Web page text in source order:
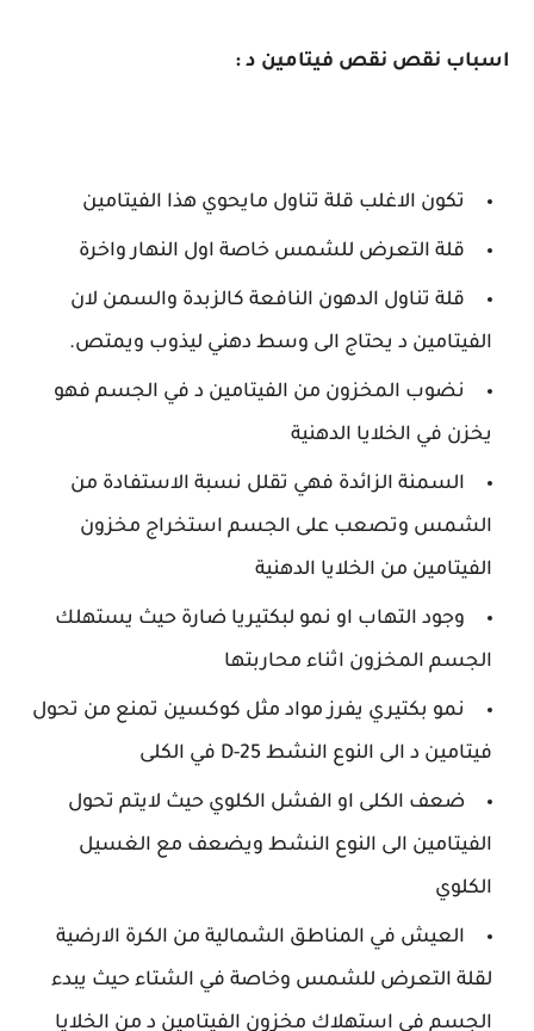
اسباب نقص نقص فيتامين د :
تكون الاغلب قلة تناول مايحوي هذا الفيتامين
قلة التعرض للشمس خاصة اول النهار واخرة
قلة تناول الدهون النافعة كالزبدة والسمن لان
الفيتامين د يحتاج الى وسط دهني ليذوب ويمتص.
نضوب المخزون من الفيتامين د في الجسم فهو
يخزن في الخلايا الدهنية
السمنة الزائدة فهي تقلل نسبة الاستفادة من
الشمس وتصعب على الجسم استخراج مخزون
الفيتامين من الخلايا الدهنية
وجود التهاب او نمو لبكتيريا ضارة حيث يستهلك
الجسم المخزون اثناء محاربتها
نمو بكتيري يفرز مواد مثل كوكسين تمنع من تحول
فيتامين د الى النوع النشط D-25 في الكلى
ضعف الكلى او الفشل الكلوي حيث لايتم تحول
الفيتامين الى النوع النشط ويضعف مع الغسيل
الكلوي
العيش في المناطق الشمالية من الكرة الارضية
لقلة التعرض للشمس وخاصة في الشتاء حيث يبدء
الجسم في استهلاك مخزون الفيتامين د من الخلايا